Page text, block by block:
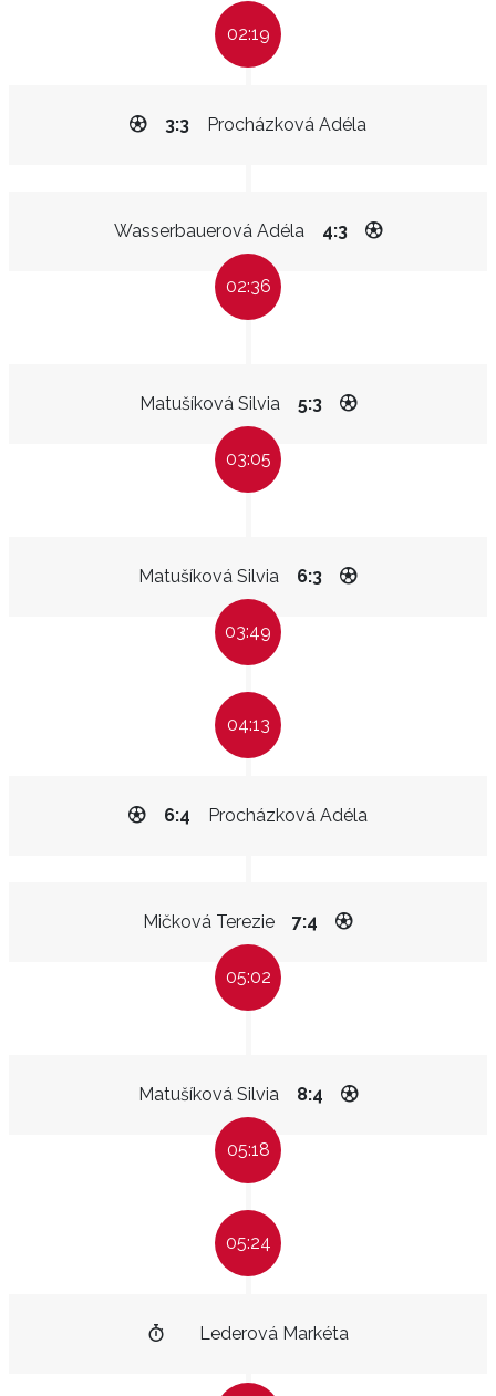
02:19
Procházková Adéla
3:3
Wasserbauerová Adéla 4:3
02:36
Matušíková Silvia 5:3
03:05
Matušíková Silvia 6:3
03:49
04:13
Procházková Adéla
6:4
Mičková Terezie 7:4
05:02
Matušíková Silvia 8:4
05:18
05:24
Lederová Markéta